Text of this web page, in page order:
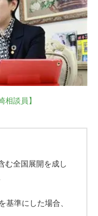
相談員】
む全国展開を成し
準にした場合、